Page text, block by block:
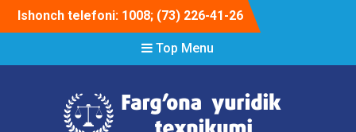
Ishonch telefoni: 1008; (73) 226-41-26
Top Menu